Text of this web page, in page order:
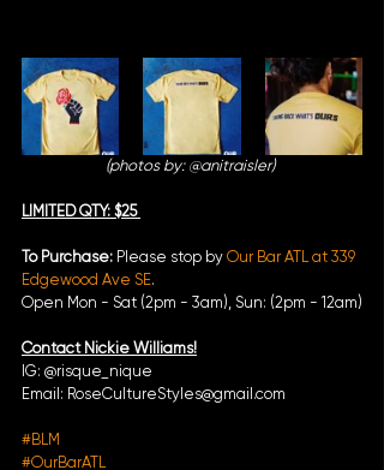
(photos by: @anitraisler)
LIMITED QTY: $25
To Purchase: Please stop by Our Bar ATL at 339
Edgewood Ave SE.
Open Mon - Sat (2pm - 3am), Sun: (2pm - 12am)
Contact Nickie Williams!
IG: @risque_nique
Email: RoseCultureStyles@gmail.com
#BLM
#OurBarATL